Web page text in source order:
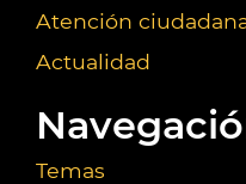
Atención
Actualidad
Temas